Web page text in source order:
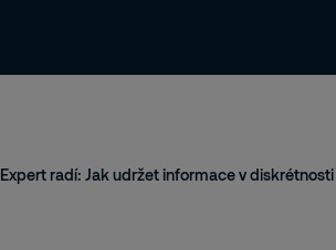
Kontakty a podpora Kariéra
Expert radí: Jak udržet informace v diskrétnosti